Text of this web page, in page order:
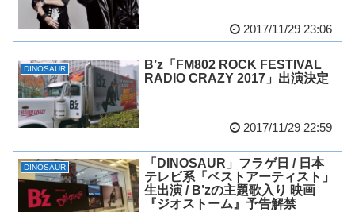
2017/11/29 23:06
DINOSAUR
B’z「FM802 ROCK FESTIVAL
RADIO CRAZY 2017」出演決定
2017/11/29 22:59
DINOSAUR
「DINOSAUR」フラゲ日 / 日本
テレビ系「ベストアーティスト」
生出演 / B’zの主題歌入り 映画
『ジオストーム』予告解禁